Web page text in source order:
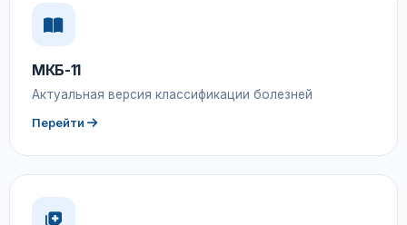
МКБ-11
Актуальная версия классификации болезней
Перейти